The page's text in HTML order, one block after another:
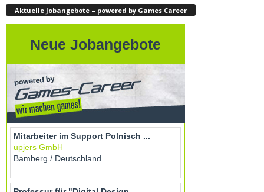
Aktuelle Jobangebote – powered by Games Career